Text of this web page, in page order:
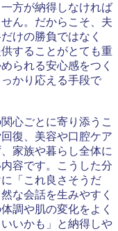
方が納得しなければ
ん。だからこそ、夫
けの勝負ではなく
することがとても重
られる安心感をつく
かり応える手段で
心ごとに寄り添うこ
復、美容や口腔ケア
家族や暮らし全体に
容です。こうした分
「これ良さそうだ
な会話を生みやすく
調や肌の変化をよく
いかも」と納得しや